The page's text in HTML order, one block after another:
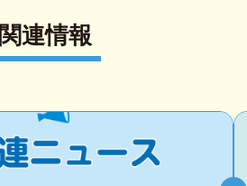
関連情報